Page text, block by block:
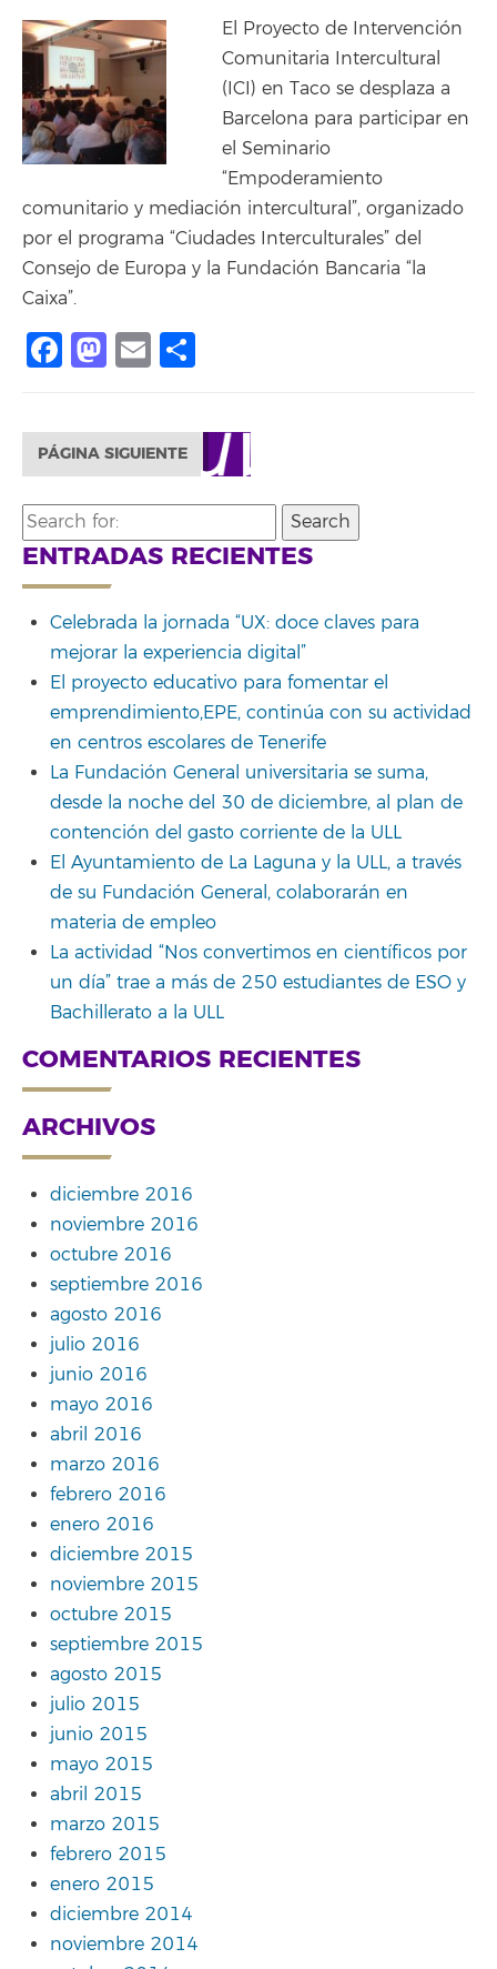
El Proyecto de Intervención
Comunitaria Intercultural
(ICI) en Taco se desplaza a
Barcelona para participar en
el Seminario
“Empoderamiento
comunitario y mediación intercultural”, organizado
por el programa “Ciudades Interculturales” del
Consejo de Europa y la Fundación Bancaria “la
Caixa”.
Facebook
Mastodon
Email
PÁGINA SIGUIENTE
Search
for:
ENTRADAS RECIENTES
Celebrada la jornada “UX: doce claves para
mejorar la experiencia digital”
El proyecto educativo para fomentar el
emprendimiento,EPE, continúa con su actividad
en centros escolares de Tenerife
La Fundación General universitaria se suma,
desde la noche del 30 de diciembre, al plan de
contención del gasto corriente de la ULL
El Ayuntamiento de La Laguna y la ULL, a través
de su Fundación General, colaborarán en
materia de empleo
La actividad “Nos convertimos en científicos por
un día” trae a más de 250 estudiantes de ESO y
Bachillerato a la ULL
COMENTARIOS RECIENTES
ARCHIVOS
diciembre 2016
noviembre 2016
octubre 2016
septiembre 2016
agosto 2016
julio 2016
junio 2016
mayo 2016
abril 2016
marzo 2016
febrero 2016
enero 2016
diciembre 2015
noviembre 2015
octubre 2015
septiembre 2015
agosto 2015
julio 2015
junio 2015
mayo 2015
abril 2015
marzo 2015
febrero 2015
enero 2015
diciembre 2014
noviembre 2014